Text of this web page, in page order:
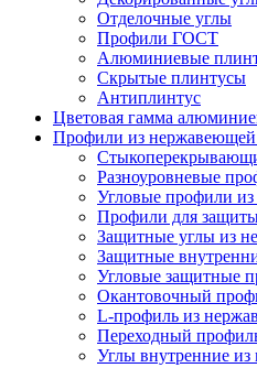
Отделочные углы
Профили ГОСТ
Алюминиевые
Скрытые плинтусы
Антиплинтус
Цветовая гамма
Профили из нержавеющей
Разноуровневые
Угловые профили
Профили для
Защитные углы из
Защитные
Угловые защитные
Окантовочный
L-профиль из
Переходный
Углы внутренние